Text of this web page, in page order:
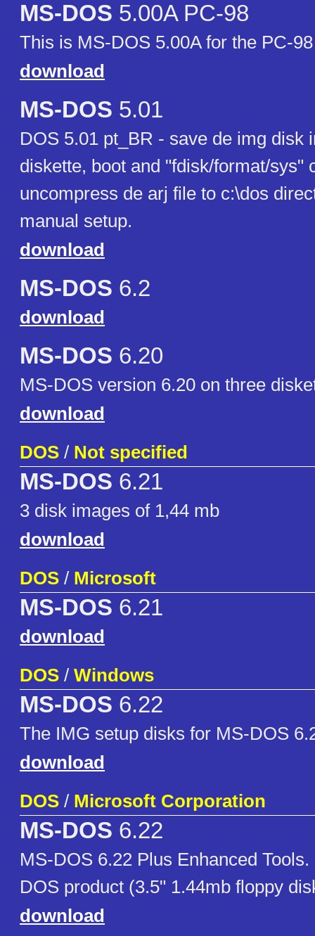
MS-DOS 5.00A PC-98
This is MS-DOS 5.00A for the PC-
download
MS-DOS 5.01
DOS 5.01 pt_BR - save de img disk
diskette, boot and "fdisk/format/sys"
uncompress de arj file to c:\dos
manual setup.
download
MS-DOS 6.2
download
MS-DOS 6.20
MS-DOS version 6.20 on three
download
DOS / Not specified
MS-DOS 6.21
3 disk images of 1,44 mb
download
DOS / Microsoft
MS-DOS 6.21
download
DOS / Windows
MS-DOS 6.22
The IMG setup disks for MS-DOS
download
DOS / Microsoft Corporation
MS-DOS 6.22
MS-DOS 6.22 Plus Enhanced
DOS product (3.5" 1.44mb floppy
download